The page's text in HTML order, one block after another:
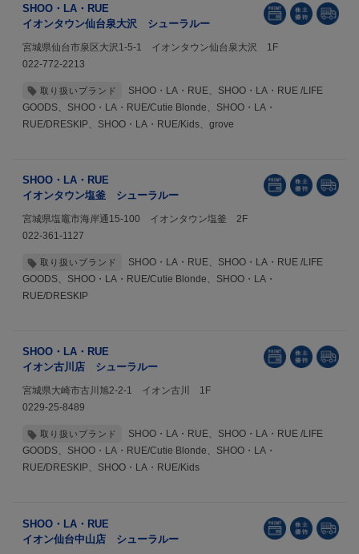
SHOO・LA・RUE
イオンタウン仙台泉大沢 シューラルー
宮城県仙台市泉区大沢1-5-1 イオンタウン仙台泉大沢 1F
022-772-2213
取り扱いブランド
SHOO・LA・RUE、SHOO・LA・RUE /LIFE
GOODS、SHOO・LA・RUE/Cutie Blonde、SHOO・LA・
RUE/DRESKIP、SHOO・LA・RUE/Kids、grove
SHOO・LA・RUE
イオンタウン塩釜 シューラルー
宮城県塩竈市海岸通15-100 イオンタウン塩釜 2F
022-361-1127
取り扱いブランド
SHOO・LA・RUE、SHOO・LA・RUE /LIFE
GOODS、SHOO・LA・RUE/Cutie Blonde、SHOO・LA・
RUE/DRESKIP
SHOO・LA・RUE
イオン古川店 シューラルー
宮城県大崎市古川旭2-2-1 イオン古川 1F
0229-25-8489
取り扱いブランド
SHOO・LA・RUE、SHOO・LA・RUE /LIFE
GOODS、SHOO・LA・RUE/Cutie Blonde、SHOO・LA・
RUE/DRESKIP、SHOO・LA・RUE/Kids
SHOO・LA・RUE
イオン仙台中山店 シューラルー